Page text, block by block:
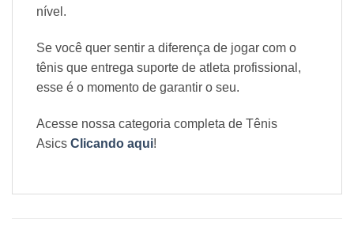
nível.
Se você quer sentir a diferença de jogar com o
tênis que entrega suporte de atleta profissional,
esse é o momento de garantir o seu.
Acesse nossa categoria completa de Tênis
Asics Clicando aqui!